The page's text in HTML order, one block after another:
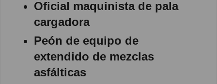
Oficial maquinista de pala
cargadora
Peón de equipo de
extendido de mezclas
asfálticas